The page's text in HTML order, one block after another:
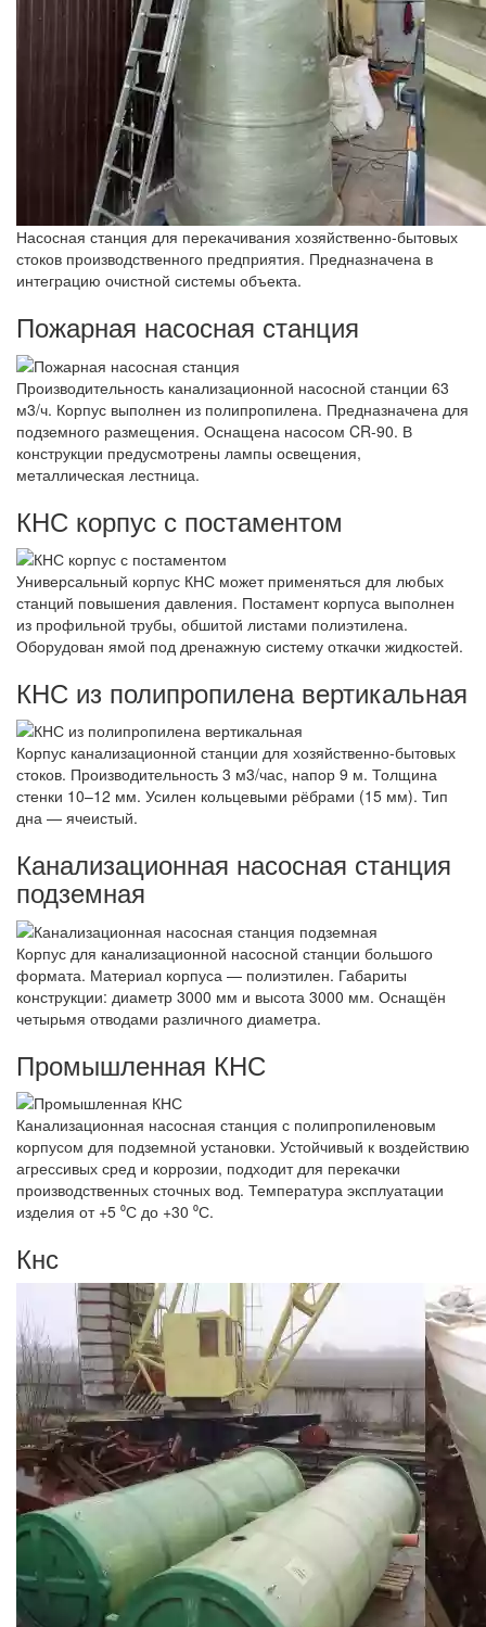
Насосная станция для перекачивания хозяйственно-бытовых
стоков производственного предприятия. Предназначена в
интеграцию очистной системы объекта.
Пожарная насосная станция
Производительность канализационной насосной станции 63
м3/ч. Корпус выполнен из полипропилена. Предназначена для
подземного размещения. Оснащена насосом CR-90. В
конструкции предусмотрены лампы освещения,
металлическая лестница.
КНС корпус с постаментом
Универсальный корпус КНС может применяться для любых
станций повышения давления. Постамент корпуса выполнен
из профильной трубы, обшитой листами полиэтилена.
Оборудован ямой под дренажную систему откачки жидкостей.
КНС из полипропилена вертикальная
Корпус канализационной станции для хозяйственно-бытовых
стоков. Производительность 3 м3/час, напор 9 м. Толщина
стенки 10–12 мм. Усилен кольцевыми рёбрами (15 мм). Тип
дна — ячеистый.
Канализационная насосная станция
подземная
Корпус для канализационной насосной станции большого
формата. Материал корпуса — полиэтилен. Габариты
конструкции: диаметр 3000 мм и высота 3000 мм. Оснащён
четырьмя отводами различного диаметра.
Промышленная КНС
Канализационная насосная станция с полипропиленовым
корпусом для подземной установки. Устойчивый к воздействию
агрессивых сред и коррозии, подходит для перекачки
производственных сточных вод. Температура эксплуатации
изделия от +5 ⁰С до +30 ⁰С.
Кнс